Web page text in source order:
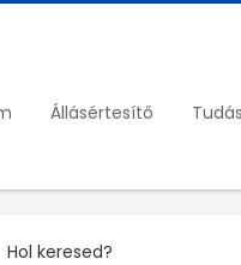
Állásértesítő
Hol keresed?